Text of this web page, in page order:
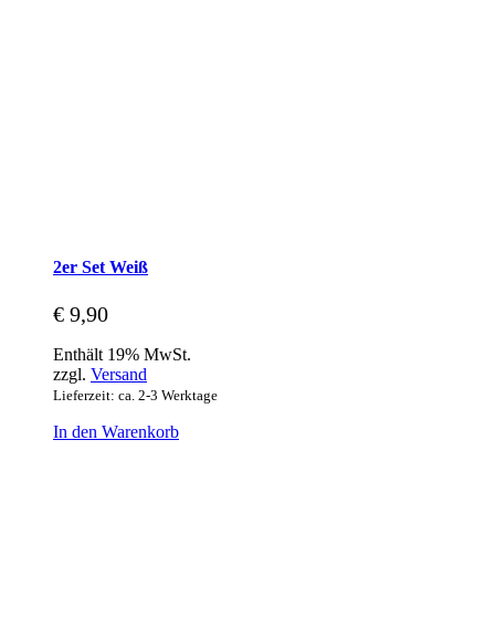
2er Set Weiß
€ 9,90
Enthält 19% MwSt.
zzgl. Versand
Lieferzeit: ca. 2-3 Werktage
In den Warenkorb